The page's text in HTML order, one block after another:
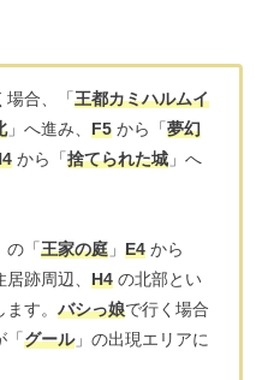
場合、「王都カミハルムイ
」へ進み、 F5 から「夢幻
から「捨てられた城 」へ
の「王家の庭 」 E4 から
居跡周辺、 H4 の北部とい
す。 バシっ娘で行く場合
「グール」の出現エリアに